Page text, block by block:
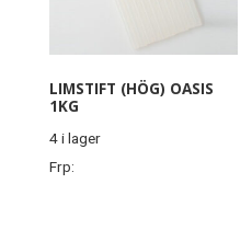
LIMSTIFT (HÖG) OASIS
1KG
4 i lager
Frp: